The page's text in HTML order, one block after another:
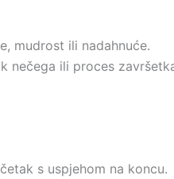
mudrost ili nadahnuće.
nečega ili proces
s uspjehom na koncu.